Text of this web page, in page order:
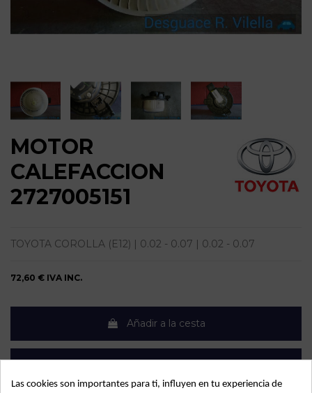
MOTOR
CALEFACCION
2727005151
TOYOTA COROLLA (E12) | 0.02 - 0.07 | 0.02 - 0.07
72,60 € IVA INC.
Añadir a la cesta
Las cookies son importantes para ti, influyen en tu experiencia de